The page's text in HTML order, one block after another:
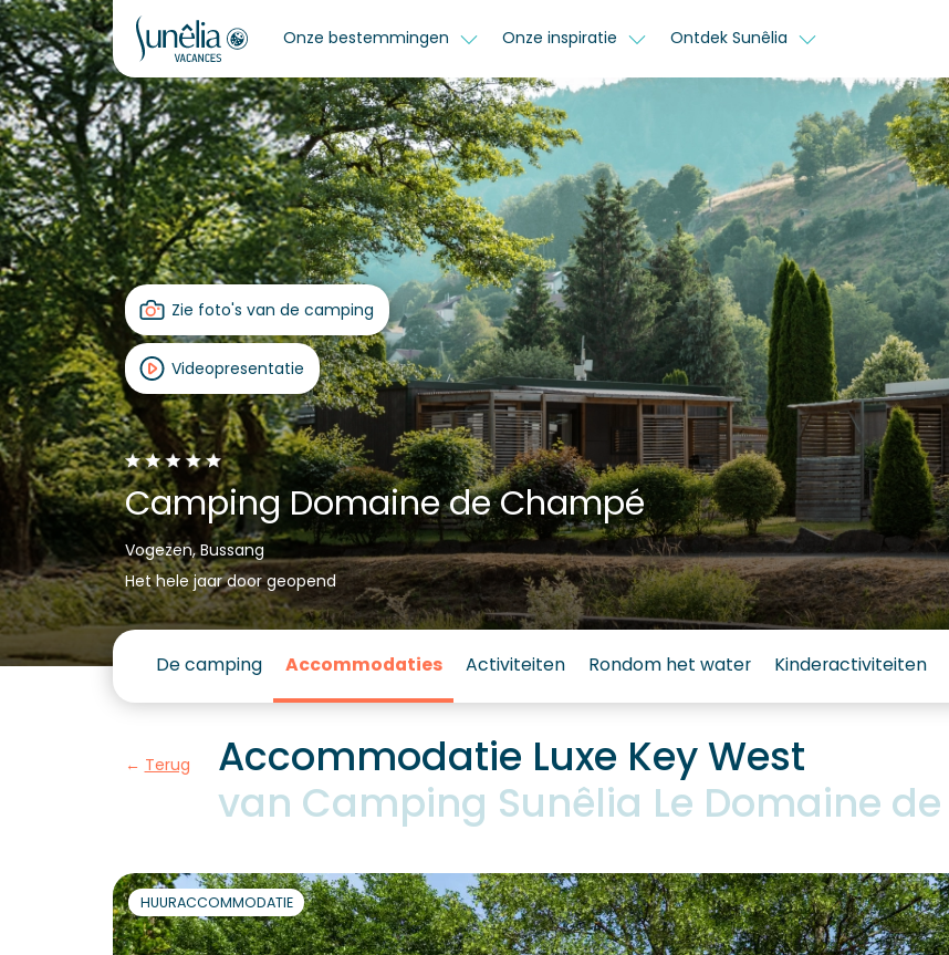
Onze bestemmingen Onze inspiratie Ontdek Sunêlia
Zie foto's van de camping
Videopresentatie
Camping Domaine de Champé
Vogezen, Bussang
Het hele jaar door geopend
De camping Accommodaties Activiteiten Rondom het water Kinderactiviteiten
Terug
Accommodatie Luxe Key West
van Camping Sunêlia Le Domaine
HUURACCOMMODATIE